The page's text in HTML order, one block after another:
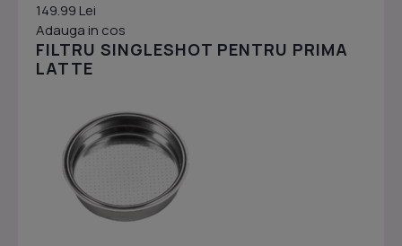
149.99 Lei
Adauga in cos
FILTRU SINGLESHOT PENTRU PRIMA
LATTE